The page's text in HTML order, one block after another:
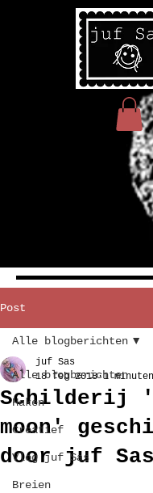
Post
Alle blogberichten
Haken
Creatief
Vlog juf Sas
Breien
Alle blogberichten
Schilderij
moon'
door juf Sas
juf Sas
18 feb 2018 1